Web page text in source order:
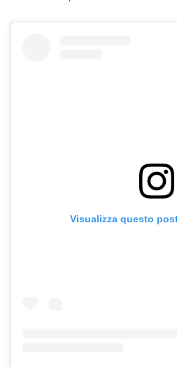
Visualizza questo